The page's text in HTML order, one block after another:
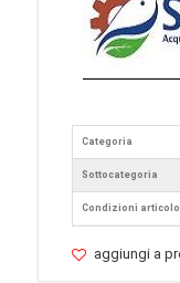
Categoria
Sottocategoria
Condizioni articolo
aggiungi a